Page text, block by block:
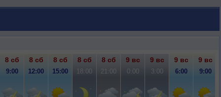
8 сб 8 сб 8 сб 8 сб 8 сб 9 вс 9 вс 9 вс 9 вс
9:00 12:00 15:00 18:00 21:00 0:00 3:00 6:00 9:00